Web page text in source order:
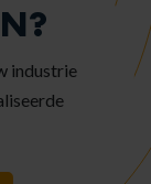
industrie